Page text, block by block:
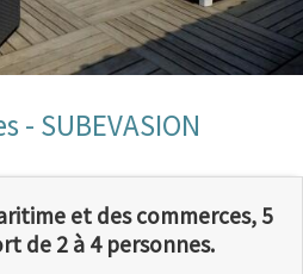
- SUBEVASION
et des commerces, 5
de 2 à 4 personnes.